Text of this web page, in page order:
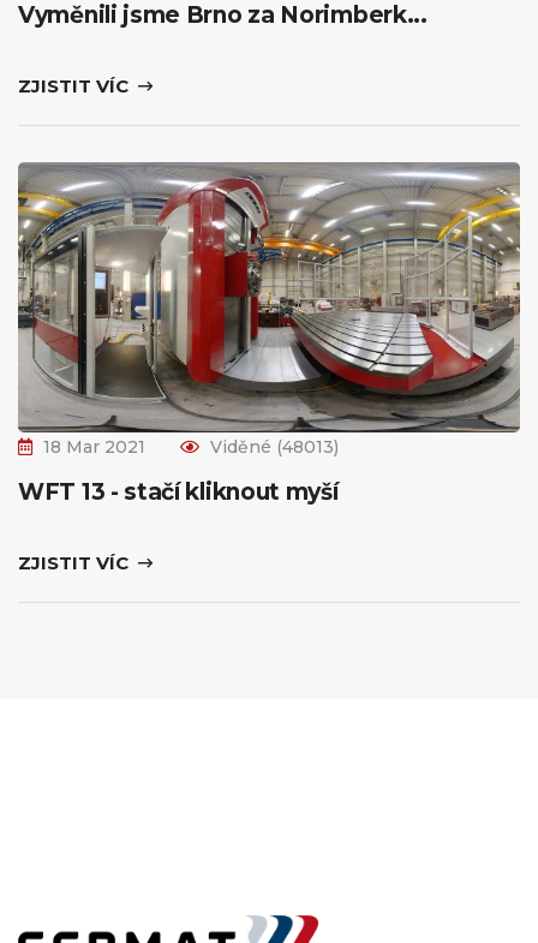
Vyměnili jsme Brno za Norimberk...
ZJISTIT VÍC
18 Mar 2021 Viděné (48013)
WFT 13 - stačí kliknout myší
ZJISTIT VÍC